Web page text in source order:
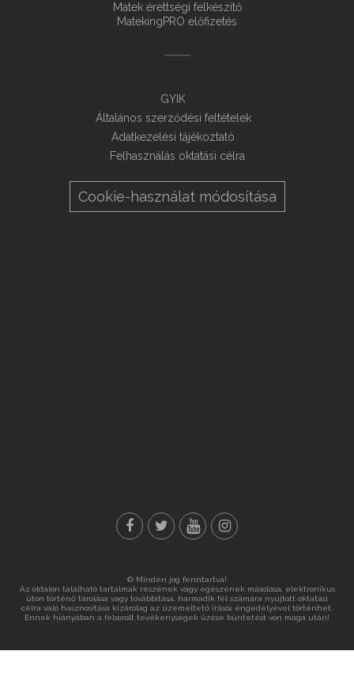
Matek érettségi felkészítő
MatekingPRO előfizetés
GYIK
Általános szerződési feltételek
Adatkezelési tájékoztató
Felhasználás oktatási célra
Cookie-használat módosítása
© Minden jog fenntartva!
Az oldalon található tartalmak részének vagy egészének másolása, elektronikus
úton történő tárolása vagy továbbítása, harmadik fél számára nyújtott oktatási
célra való hasznosítása kizárólag az üzemeltető írásos engedélyével történhet.
Ennek hiányában a felsorolt tevékenységek űzése büntetést von maga után!